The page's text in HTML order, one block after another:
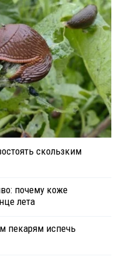
скользким
почему коже
лета
пекарям испечь